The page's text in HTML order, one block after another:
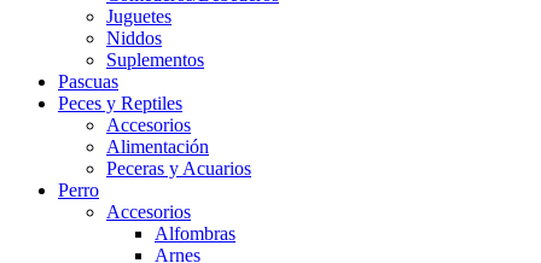
Juguetes
Niddos
Suplementos
Pascuas
Peces y Reptiles
Accesorios
Alimentación
Peceras y Acuarios
Perro
Accesorios
Alfombras
Arnes